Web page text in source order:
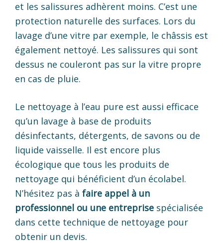
et les salissures adhèrent moins. C’est une
protection naturelle des surfaces. Lors du
lavage d’une vitre par exemple, le châssis est
également nettoyé. Les salissures qui sont
dessus ne couleront pas sur la vitre propre
en cas de pluie.
Le nettoyage à l’eau pure est aussi efficace
qu’un lavage à base de produits
désinfectants, détergents, de savons ou de
liquide vaisselle. Il est encore plus
écologique que tous les produits de
nettoyage qui bénéficient d’un écolabel.
N’hésitez pas à faire appel à un
professionnel ou une entreprise spécialisée
dans cette technique de nettoyage pour
obtenir un devis.